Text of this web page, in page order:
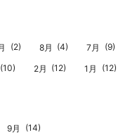
(2) 8月 (4) 7月 (9)
(10) 2月 (12) 1月 (12)
9月 (14)